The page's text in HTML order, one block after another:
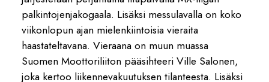
palkintojenjakogaala. Lisäksi messulavalla on koko
viikonlopun ajan mielenkiintoisia vieraita
haastateltavana. Vieraana on muun muassa
Suomen Moottoriliiton pääsihteeri Ville Salonen,
joka kertoo liikennevakuutuksen tilanteesta. Lisäksi